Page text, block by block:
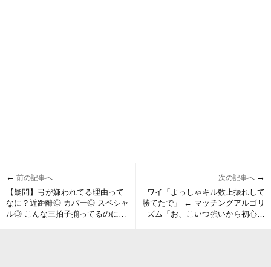
← 前の記事へ
【疑問】弓が嫌われてる理由って
なに？近距離◎ カバー◎ スペシャ
ル◎ こんな三拍子揃ってるのに嫌
次の記事へ →
ワイ「よっしゃキル数上振れして
勝てたで」 ← マッチングアルゴリ
ズム「お、こいつ強いから初心者